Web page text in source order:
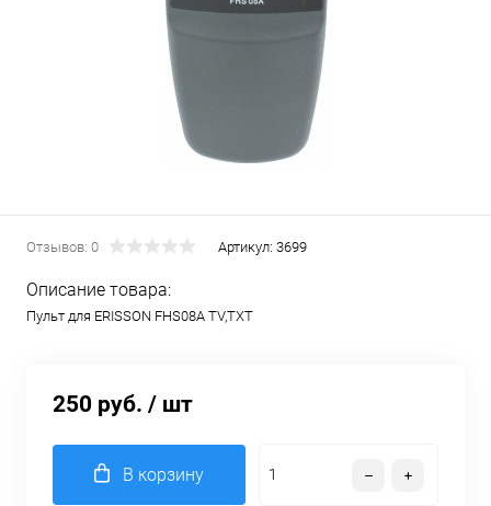
Отзывов: 0 Артикул: 3699
Описание товара:
Пульт для ERISSON FHS08A TV,TXT
250 руб. / шт
В корзину